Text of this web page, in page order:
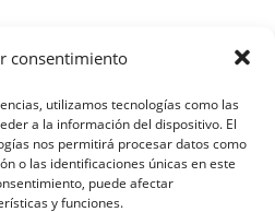
consentimiento
utilizamos tecnologías como las
a la información del dispositivo. El
nos permitirá procesar datos como
o las identificaciones únicas en este
puede afectar
y funciones.